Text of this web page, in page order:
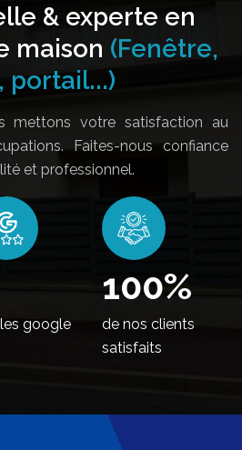
& experte en
maison (Fenêtre,
portail...)
mettons votre satisfaction au
Faites-nous confiance
et professionnel.
google
100%
de nos clients
satisfaits